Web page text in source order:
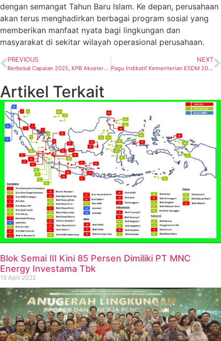
dengan semangat Tahun Baru Islam. Ke depan, perusahaan
akan terus menghadirkan berbagai program sosial yang
memberikan manfaat nyata bagi lingkungan dan
masyarakat di sekitar wilayah operasional perusahaan.
PREVIOUS
Berbekal Capaian 2025, KPB Akselerasi Menuju Fase Operasi RDMP Balikpapan dan Lawe-Lawe
NEXT
Pagu Indikatif Kementerian ESDM 2027 Capai Rp27,33 Triliun, Mayoritas Anggaran Difokuskan untuk Program Masyarakat
Artikel Terkait
Blok Semai III Kini 85 Persen Dimiliki PT MNC
Energy Investama Tbk
19 April 2022